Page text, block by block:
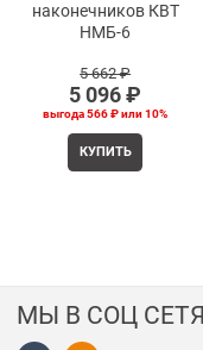
наконечников КВТ
НМБ-6
5 662 ₽
5 096 ₽
выгода566 ₽или10%
КУПИТЬ
МЫ В СОЦ